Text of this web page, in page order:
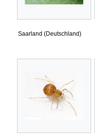
Saarland (Deutschland)